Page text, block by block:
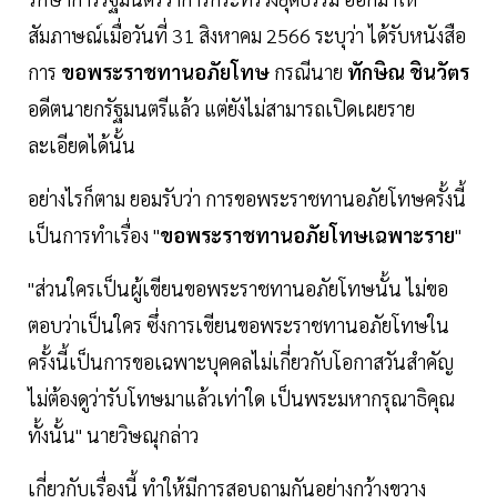
สัมภาษณ์เมื่อวันที่ 31 สิงหาคม 2566 ระบุว่า ได้รับหนังสือ
การ ขอพระราชทานอภัยโทษ กรณีนาย ทักษิณ ชินวัตร
อดีตนายกรัฐมนตรีแล้ว แต่ยังไม่สามารถเปิดเผยราย
ละเอียดได้นั้น
อย่างไรก็ตาม ยอมรับว่า การขอพระราชทานอภัยโทษครั้งนี้
เป็นการทำเรื่อง "ขอพระราชทานอภัยโทษเฉพาะราย"
"ส่วนใครเป็นผู้เขียนขอพระราชทานอภัยโทษนั้น ไม่ขอ
ตอบว่าเป็นใคร ซึ่งการเขียนขอพระราชทานอภัยโทษใน
ครั้งนี้เป็นการขอเฉพาะบุคคลไม่เกี่ยวกับโอกาสวันสำคัญ
ไม่ต้องดูว่ารับโทษมาแล้วเท่าใด เป็นพระมหากรุณาธิคุณ
ทั้งนั้น" นายวิษณุกล่าว
เกี่ยวกับเรื่องนี้ ทำให้มีการสอบถามกันอย่างกว้างขวาง